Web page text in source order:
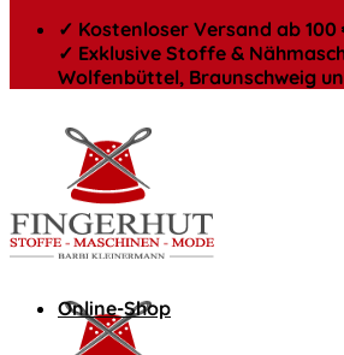
✓ Kostenloser Versand ab 100
✓ Exklusive Stoffe &
Wolfenbüttel, Braunschweig
Online-Shop